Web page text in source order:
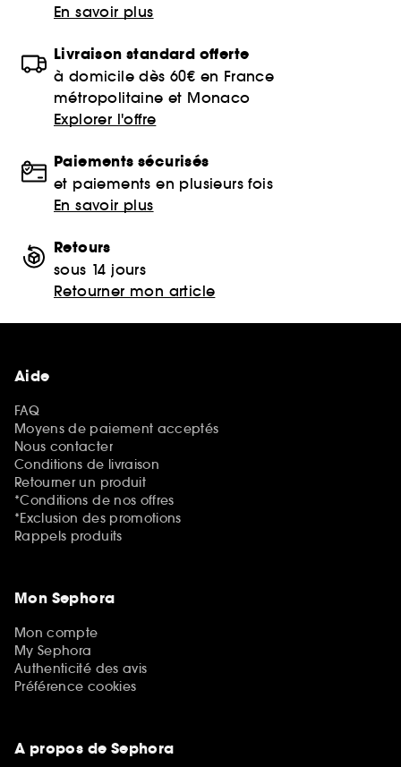
En savoir plus
Livraison standard offerte
à domicile dès 60€ en France
métropolitaine et Monaco
Explorer l'offre
Paiements sécurisés
et paiements en plusieurs fois
En savoir plus
Retours
sous 14 jours
Retourner mon article
Aide
FAQ
Moyens de paiement acceptés
Nous contacter
Conditions de livraison
Retourner un produit
*Conditions de nos offres
*Exclusion des promotions
Rappels produits
Mon Sephora
Mon compte
My Sephora
Authenticité des avis
Préférence cookies
A propos de Sephora